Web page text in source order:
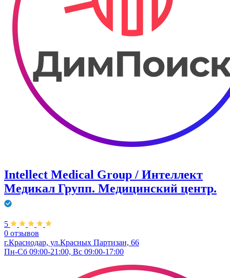
Intellect Medical Group / Интеллект
Медикал Групп. Медицинский центр.
5
0 отзывов
г.Краснодар, ул.Красных Партизан, 66
Пн-Сб 09:00-21:00, Вс 09:00-17:00